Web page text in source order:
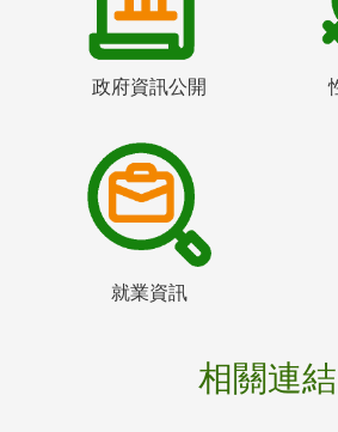
政府資訊公開
就業資訊
相關連結